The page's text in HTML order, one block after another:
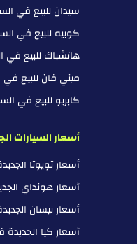
سيدان للبيع في
كوبيه للبيع في
هاتشباك للبيع في
ميني فان للبيع
كابريو للبيع في
أسعار السيارات
أسعار تويوتا
أسعار هونداي
أسعار نيسان
أسعار كيا